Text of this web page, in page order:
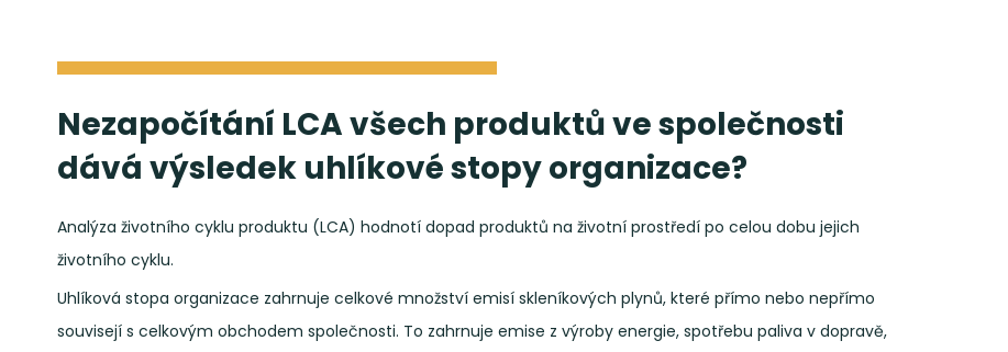
Nezapočítání LCA všech produktů ve společnosti
dává výsledek uhlíkové stopy organizace?
Analýza životního cyklu produktu (LCA) hodnotí dopad produktů na životní prostředí po celou dobu jejich
životního cyklu.
Uhlíková stopa organizace zahrnuje celkové množství emisí skleníkových plynů, které přímo nebo nepřímo
souvisejí s celkovým obchodem společnosti. To zahrnuje emise z výroby energie, spotřebu paliva v dopravě,